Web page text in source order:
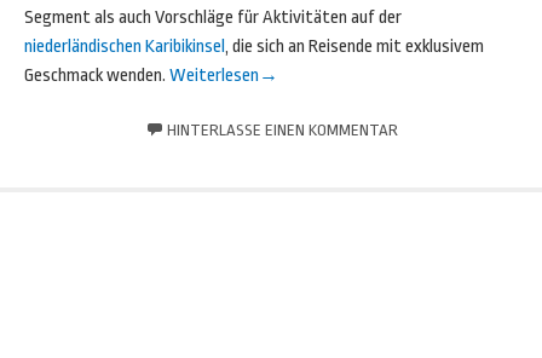
Segment als auch Vorschläge für Aktivitäten auf der
niederländischen Karibikinsel , die sich an Reisende mit exklusivem
Geschmack wenden. Weiterlesen →
HINTERLASSE EINEN KOMMENTAR